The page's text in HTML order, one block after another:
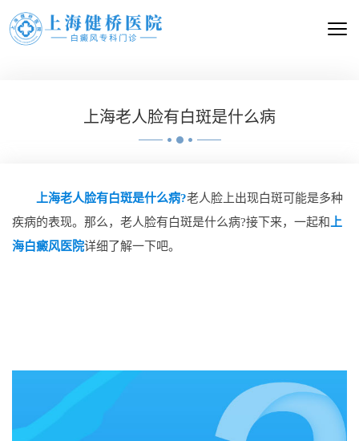
上海老人脸有白斑是什么病
上海老人脸有白斑是什么病?老人脸上出现白斑可能是多种
疾病的表现。那么，老人脸有白斑是什么病?接下来，一起和
上
海白癜风医院详细了解一下吧。